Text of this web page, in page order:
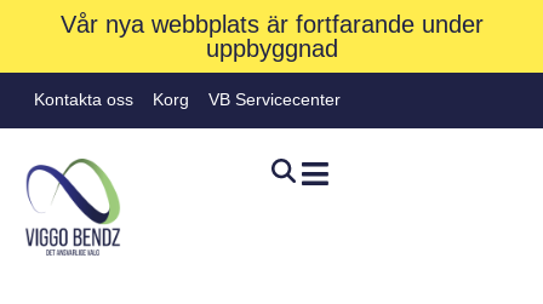
Vår nya webbplats är fortfarande under
uppbyggnad
Kontakta oss Korg VB Servicecenter